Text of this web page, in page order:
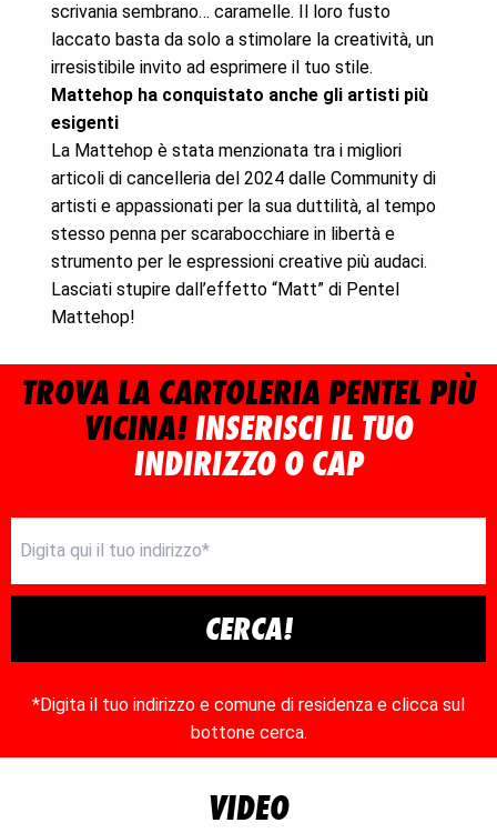
scrivania sembrano… caramelle. Il loro fusto
laccato basta da solo a stimolare la creatività, un
irresistibile invito ad esprimere il tuo stile.
Mattehop ha conquistato anche gli artisti più
esigenti
La Mattehop è stata menzionata tra i migliori
articoli di cancelleria del 2024 dalle Community di
artisti e appassionati per la sua duttilità, al tempo
stesso penna per scarabocchiare in libertà e
strumento per le espressioni creative più audaci.
Lasciati stupire dall’effetto “Matt” di Pentel
Mattehop!
TROVA LA CARTOLERIA PENTEL PIÙ
VICINA!INSERISCI IL TUO
INDIRIZZO O CAP
CERCA!
*Digita il tuo indirizzo e comune di residenza e clicca sul
bottone cerca.
VIDEO